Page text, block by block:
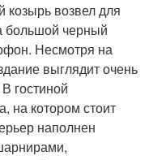
козырь возвел для
большой черный
Несмотря на
выглядит очень
гостиной
на котором стоит
наполнен